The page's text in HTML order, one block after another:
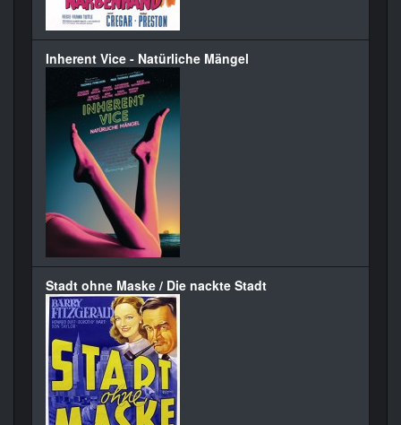
Inherent Vice - Natürliche Mängel
Stadt ohne Maske / Die nackte Stadt